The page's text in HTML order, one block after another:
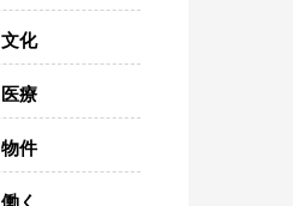
文化
医療
物件